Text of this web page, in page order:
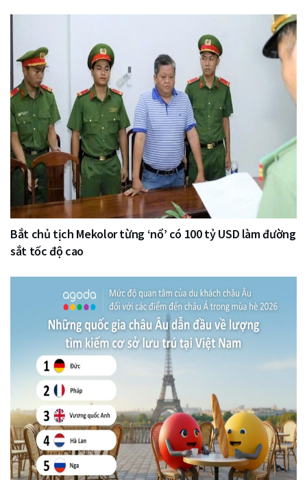
Bắt chủ tịch Mekolor từng ‘nổ’ có 100 tỷ USD làm đường
sắt tốc độ cao